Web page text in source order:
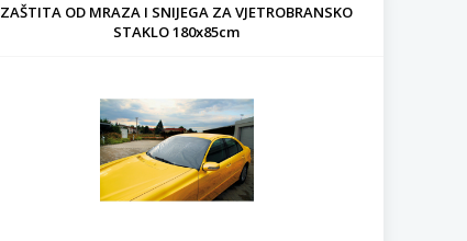
ZAŠTITA OD MRAZA I SNIJEGA ZA VJETROBRANSKO
STAKLO 180x85cm